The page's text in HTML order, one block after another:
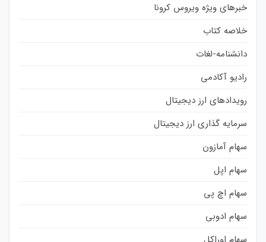
خبرهای ویژه ویروس کرونا
خلاصه کتاب
دانشنامه-لغات
رادیو آکادمی
رویدادهای ارز دیجیتال
سرمایه گذاری ارز دیجیتال
سهام آمازون
سهام اپل
سهام اچ پی
سهام ادوبی